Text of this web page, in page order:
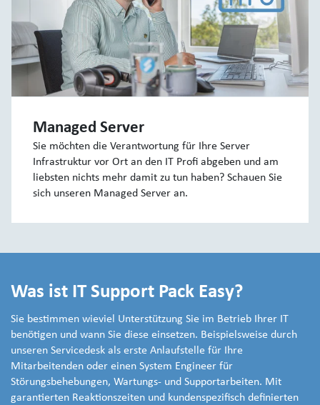
Managed Server
Sie möchten die Verantwortung für Ihre Server
Infrastruktur vor Ort an den IT Profi abgeben und am
liebsten nichts mehr damit zu tun haben? Schauen Sie
sich unseren Managed Server an.
Was ist IT Support Pack Easy?
Sie bestimmen wieviel Unterstützung Sie im Betrieb Ihrer IT
benötigen und wann Sie diese einsetzen. Beispielsweise durch
unseren Servicedesk als erste Anlaufstelle für Ihre
Mitarbeitenden oder einen System Engineer für
Störungsbehebungen, Wartungs- und Supportarbeiten. Mit
garantierten Reaktionszeiten und kundenspezifisch definierten